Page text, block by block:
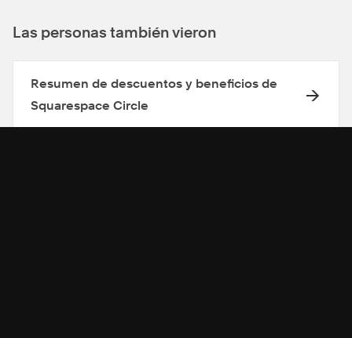
Las personas también vieron
Resumen de descuentos y beneficios de
Squarespace Circle